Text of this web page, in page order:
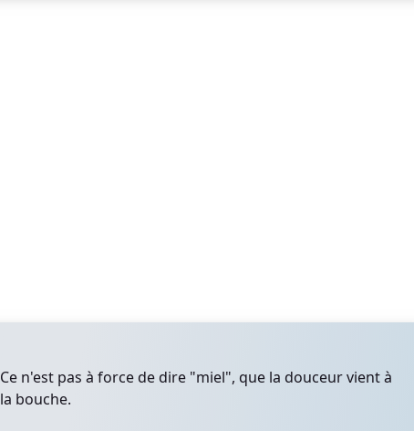
Ce n'est pas à force de dire "miel", que la douceur vient à
la bouche.